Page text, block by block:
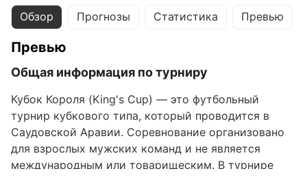
Обзор Прогнозы Статистика Превью
Превью
Общая информация по турниру
Кубок Короля (King's Cup) — это футбольный
турнир кубкового типа, который проводится в
Саудовской Аравии. Соревнование организовано
для взрослых мужских команд и не является
международным или товарищеским. В турнире